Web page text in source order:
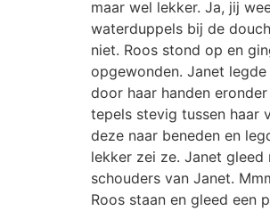
maar wel lekker. Ja, jij
waterduppels bij de
niet. Roos stond op en
opgewonden. Janet
door haar handen
tepels stevig tussen haar
deze naar beneden en
lekker zei ze. Janet gleed
schouders van Janet.
Roos staan en gleed een